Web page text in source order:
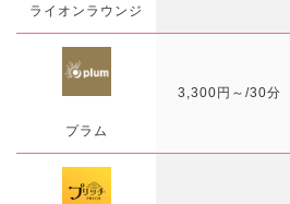
ライオンラウンジ
プラム
3,300円～/30分